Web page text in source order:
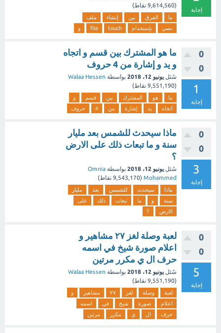
إجابة
(
9,614,560 نقاط)
ما الفرق بين إنشاء
ملف
نصي
بإستخدام touch
file و
0
0
1
إجابة
ما هو المشترك بين قسم و اتجاه
و يد و إشارة من 4 حروف
سُئل يونيو 12، 2018 بواسطة Walaa Hessen
(
9,551,190 نقاط)
ما هو المشترك بين قسم
و
اتجاه
يد إشارة من 4 حروف
0
0
3
إجابة
ماذا سيحدث للشمس بعد مليار
سنة و ما تبعات ذلك على الارض
؟
سُئل يونيو 12، 2018 بواسطة Omnia
Mohammed
(
9,543,170 نقاط)
ماذا سيحدث للشمس بعد
مليار
سنة
و ما تبعات ذلك
على
الارض
؟
0
0
5
إجابة
لعبة وصلة لغز ٢٧ مشاهير و
اعلام صورة شيخ في اسمه
حرف ال ي مكرر مرتين
سُئل يونيو 12، 2018 بواسطة Walaa Hessen
(
9,551,190 نقاط)
لعبة وصلة لغز ٢٧ مشاهير
و
اعلام
صورة شيخ في
اسمه
حرف
ال ي مكرر مرتين